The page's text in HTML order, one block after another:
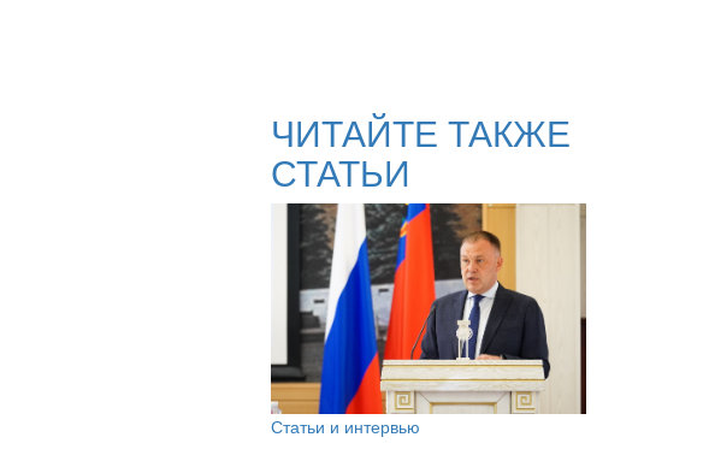
ЧИТАЙТЕ ТАКЖЕ
СТАТЬИ
Статьи и интервью